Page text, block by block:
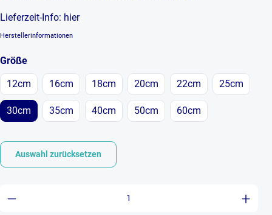
Lieferzeit-Info: hier
Herstellerinformationen
Größeauswählen
12cm 16cm 18cm 20cm 22cm 25cm
30cm 35cm 40cm 50cm 60cm
Auswahl zurücksetzen
Anzahl: Gib den gewünschten Wert